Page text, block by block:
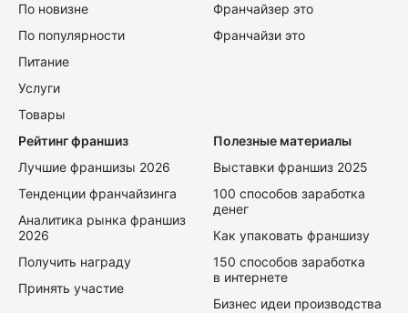
По новизне
По популярности
Питание
Услуги
Товары
Франчайзер это
Франчайзи это
Рейтинг франшиз
Лучшие франшизы 2026
Тенденции франчайзинга
Аналитика рынка франшиз
2026
Получить награду
Принять участие
Полезные материалы
Выставки франшиз 2025
100 способов заработка
денег
Как упаковать франшизу
150 способов заработка
в интернете
Бизнес идеи производства